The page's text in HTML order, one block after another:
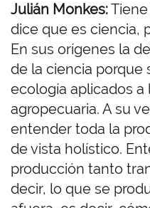
Julián Monkes:
dice que es ciencia,
En sus orígenes la
de la ciencia porque
ecología aplicados a
agropecuaria. A su
entender toda la
de vista holístico.
producción tanto
decir, lo que se